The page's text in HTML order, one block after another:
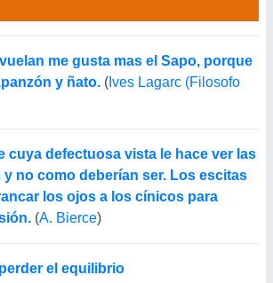
me gusta mas el Sapo, porque
y ñato. ( Ives Lagarc (Filosofo
cuya defectuosa vista le hace ver las
no como deberían ser. Los escitas
los ojos a los cínicos para
(A. Bierce)
el equilibrio